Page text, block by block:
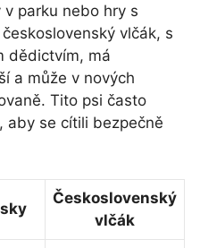
parku nebo hry s
vlčák, s
dědictvím, má
a může v nových
Tito psi často
aby se cítili bezpečně
Československý
vlčák